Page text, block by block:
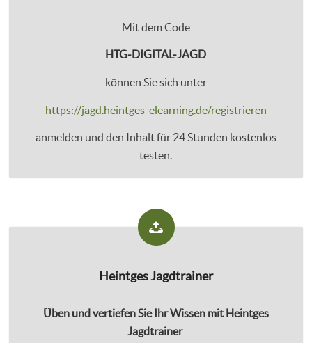
Mit dem Code
HTG-DIGITAL-JAGD
können Sie sich unter
https://jagd.heintges-elearning.de/registrieren
anmelden und den Inhalt für 24 Stunden kostenlos
testen.
Heintges Jagdtrainer
Üben und vertiefen Sie Ihr Wissen mit Heintges
Jagdtrainer